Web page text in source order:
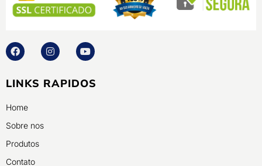
LINKS RAPIDOS
Home
Sobre nos
Produtos
Contato